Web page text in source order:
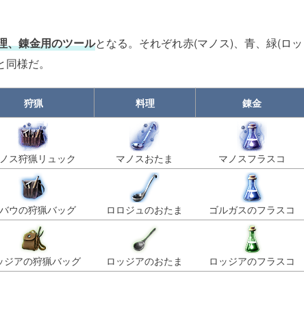
、錬金用のツールとなる。それぞれ赤(マノス)、青、緑(ロッ
様だ。
狩猟 料理 錬金
ス狩猟リュック マノスおたま マノスフラスコ
ウの狩猟バッグ ロロジュのおたま ゴルガスのフラスコ
ジアの狩猟バッグ ロッジアのおたま ロッジアのフラスコ